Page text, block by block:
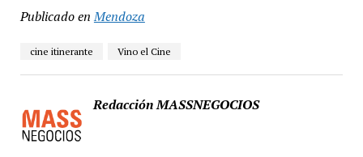
Publicado en Mendoza
cine itinerante Vino el Cine
Redacción MASSNEGOCIOS